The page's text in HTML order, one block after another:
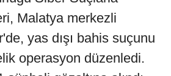
Malatya merkezli
yas dışı bahis suçunu
operasyon düzenledi.